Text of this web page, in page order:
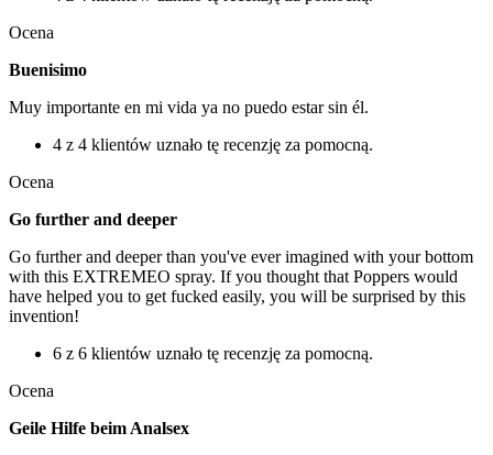
Ocena
Buenisimo
Muy importante en mi vida ya no puedo estar sin él.
4 z 4 klientów uznało tę recenzję za pomocną.
Ocena
Go further and deeper
Go further and deeper than you've ever imagined with your bottom
with this EXTREMEO spray. If you thought that Poppers would
have helped you to get fucked easily, you will be surprised by this
invention!
6 z 6 klientów uznało tę recenzję za pomocną.
Ocena
Geile Hilfe beim Analsex